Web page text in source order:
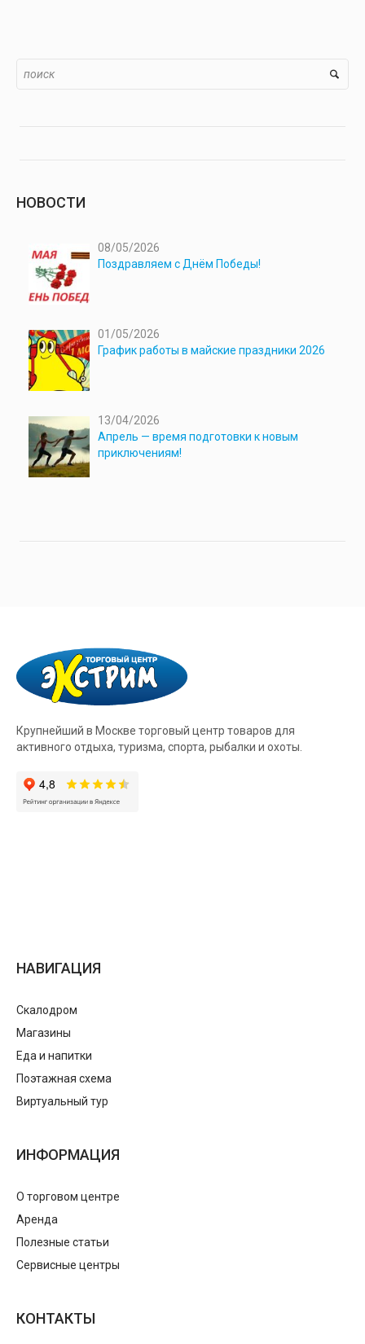
НОВОСТИ
08/05/2026
Поздравляем с Днём Победы!
01/05/2026
График работы в майские праздники 2026
13/04/2026
Апрель — время подготовки к новым
приключениям!
Крупнейший в Москве торговый центр товаров для
активного отдыха, туризма, спорта, рыбалки и охоты.
НАВИГАЦИЯ
Скалодром
Магазины
Еда и напитки
Поэтажная схема
Виртуальный тур
ИНФОРМАЦИЯ
О торговом центре
Аренда
Полезные статьи
Сервисные центры
КОНТАКТЫ